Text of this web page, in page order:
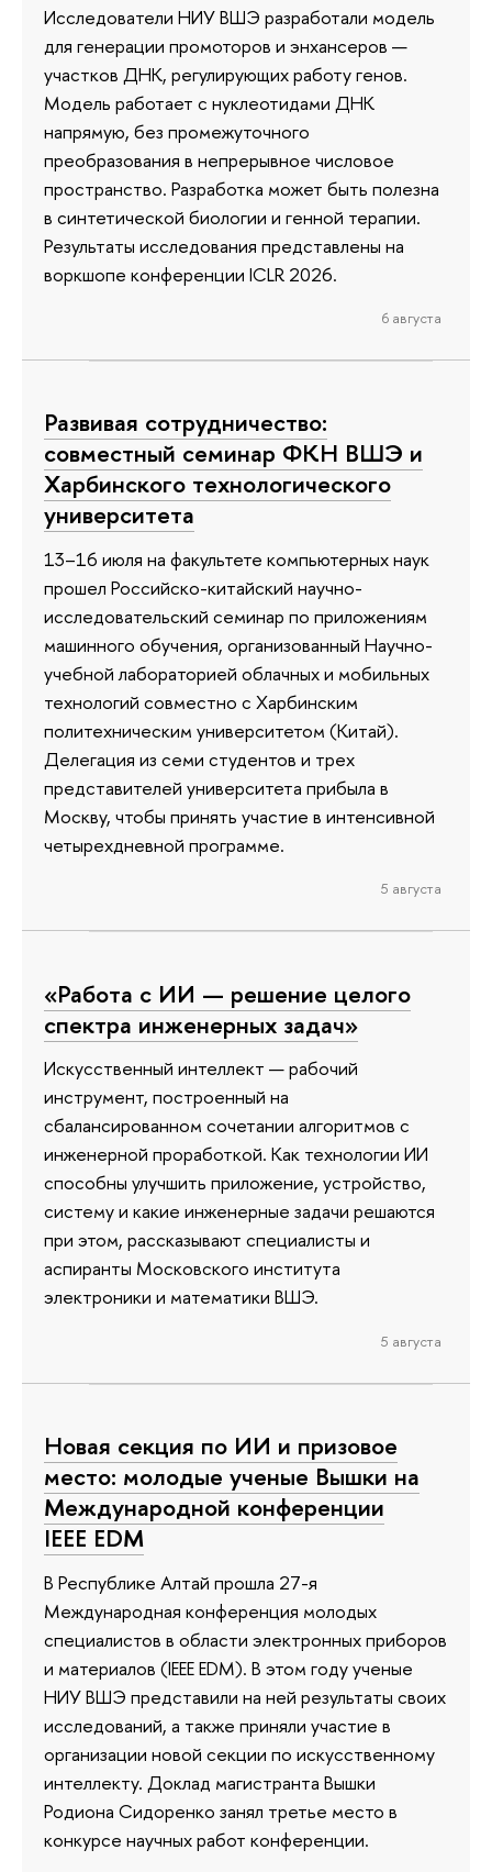
Исследователи НИУ ВШЭ разработали модель
для генерации промоторов и энхансеров —
участков ДНК, регулирующих работу генов.
Модель работает с нуклеотидами ДНК
напрямую, без промежуточного
преобразования в непрерывное числовое
пространство. Разработка может быть полезна
в синтетической биологии и генной терапии.
Результаты исследования представлены на
воркшопе конференции ICLR 2026.
6 августа
Развивая сотрудничество:
совместный семинар ФКН ВШЭ и
Харбинского технологического
университета
13–16 июля на факультете компьютерных наук
прошел Российско-китайский научно-
исследовательский семинар по приложениям
машинного обучения, организованный Научно-
учебной лабораторией облачных и мобильных
технологий совместно с Харбинским
политехническим университетом (Китай).
Делегация из семи студентов и трех
представителей университета прибыла в
Москву, чтобы принять участие в интенсивной
четырехдневной программе.
5 августа
«Работа с ИИ — решение целого
спектра инженерных задач»
Искусственный интеллект — рабочий
инструмент, построенный на
сбалансированном сочетании алгоритмов с
инженерной проработкой. Как технологии ИИ
способны улучшить приложение, устройство,
систему и какие инженерные задачи решаются
при этом, рассказывают специалисты и
аспиранты Московского института
электроники и математики ВШЭ.
5 августа
Новая секция по ИИ и призовое
место: молодые ученые Вышки на
Международной конференции
IEEE EDM
В Республике Алтай прошла 27-я
Международная конференция молодых
специалистов в области электронных приборов
и материалов (IEEE EDM). В этом году ученые
НИУ ВШЭ представили на ней результаты своих
исследований, а также приняли участие в
организации новой секции по искусственному
интеллекту. Доклад магистранта Вышки
Родиона Сидоренко занял третье место в
конкурсе научных работ конференции.